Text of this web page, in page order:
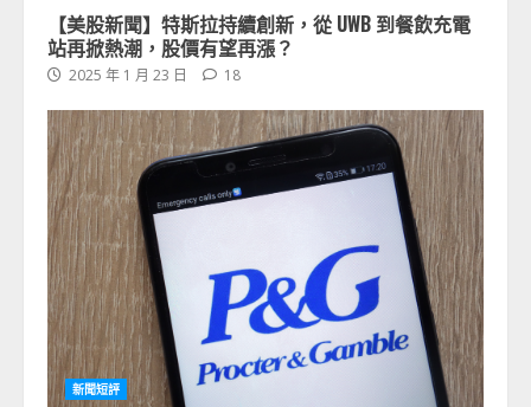
【美股新聞】特斯拉持續創新，從 UWB 到餐飲充電
站再掀熱潮，股價有望再漲？
2025 年 1 月 23 日 18
新聞短評